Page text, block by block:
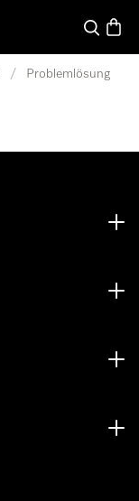
Suche
/ Problemlösung